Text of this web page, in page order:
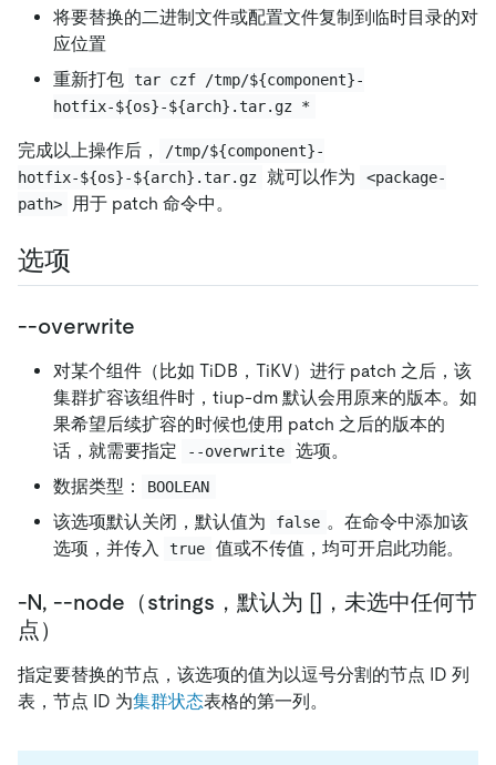
将要替换的二进制文件或配置文件复制到临时目录的对
应位置
重新打包 tar czf /tmp/${component}-
hotfix-${os}-${arch}.tar.gz *
完成以上操作后，
/tmp/${component}-
hotfix-${os}-${arch}.tar.gz 就可以作为
<package-
path>
用于 patch 命令中。
选项
--overwrite
对某个组件（比如 TiDB，TiKV）进行 patch 之后，该
集群扩容该组件时，tiup-dm 默认会用原来的版本。如
果希望后续扩容的时候也使用 patch 之后的版本的
话，就需要指定
--overwrite
选项。
数据类型：
BOOLEAN
该选项默认关闭，默认值为 false 。在命令中添加该
选项，并传入
true 值或不传值，均可开启此功能。
-N, --node（strings，默认为 []，未选中任何节
点）
指定要替换的节点，该选项的值为以逗号分割的节点 ID 列
表，节点 ID 为集群状态表格的第一列。